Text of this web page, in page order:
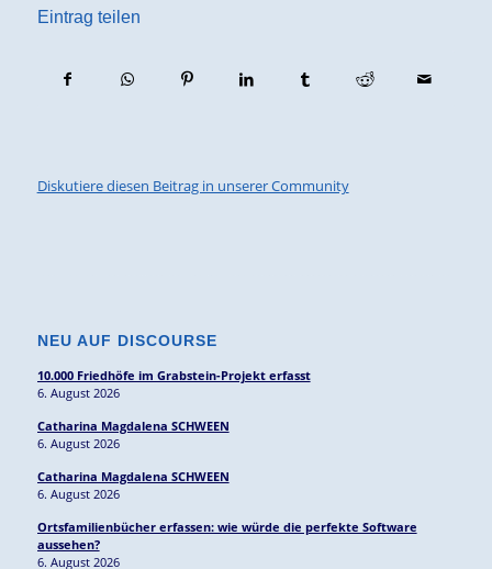
Eintrag teilen
Diskutiere diesen Beitrag in unserer Community
NEU AUF DISCOURSE
10.000 Friedhöfe im Grabstein-Projekt erfasst
6. August 2026
Catharina Magdalena SCHWEEN
6. August 2026
Catharina Magdalena SCHWEEN
6. August 2026
Ortsfamilienbücher erfassen: wie würde die perfekte Software
aussehen?
6. August 2026